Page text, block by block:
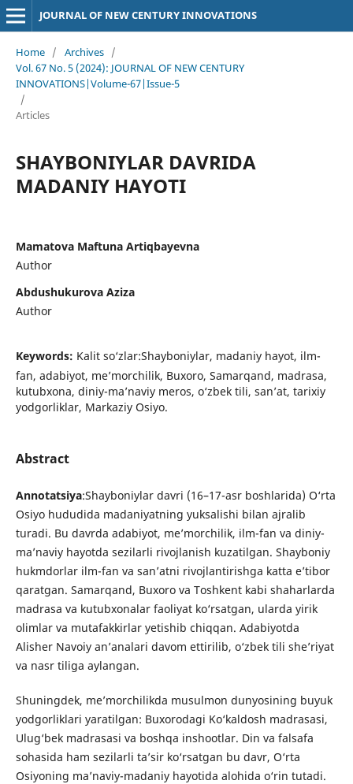
JOURNAL OF NEW CENTURY INNOVATIONS
Home / Archives /
Vol. 67 No. 5 (2024): JOURNAL OF NEW CENTURY
INNOVATIONS|Volume-67|Issue-5
/
Articles
SHAYBONIYLAR DAVRIDA
MADANIY HAYOTI
Mamatova Maftuna Artiqbayevna
Author
Abdushukurova Aziza
Author
Keywords: Kalit so‘zlar:Shayboniylar, madaniy hayot, ilm-
fan, adabiyot, me’morchilik, Buxoro, Samarqand, madrasa,
kutubxona, diniy-ma’naviy meros, o‘zbek tili, san’at, tarixiy
yodgorliklar, Markaziy Osiyo.
Abstract
Annotatsiya:Shayboniylar davri (16–17-asr boshlarida) O‘rta
Osiyo hududida madaniyatning yuksalishi bilan ajralib
turadi. Bu davrda adabiyot, me’morchilik, ilm-fan va diniy-
ma’naviy hayotda sezilarli rivojlanish kuzatilgan. Shayboniy
hukmdorlar ilm-fan va san’atni rivojlantirishga katta e’tibor
qaratgan. Samarqand, Buxoro va Toshkent kabi shaharlarda
madrasa va kutubxonalar faoliyat ko‘rsatgan, ularda yirik
olimlar va mutafakkirlar yetishib chiqqan. Adabiyotda
Alisher Navoiy an’analari davom ettirilib, o‘zbek tili she’riyat
va nasr tiliga aylangan.
Shuningdek, me’morchilikda musulmon dunyosining buyuk
yodgorliklari yaratilgan: Buxorodagi Ko‘kaldosh madrasasi,
Ulug‘bek madrasasi va boshqa inshootlar. Din va falsafa
sohasida ham sezilarli ta’sir ko‘rsatgan bu davr, O‘rta
Osiyoning ma’naviy-madaniy hayotida alohida o‘rin tutadi.